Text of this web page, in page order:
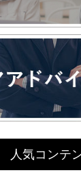
人気コンテ